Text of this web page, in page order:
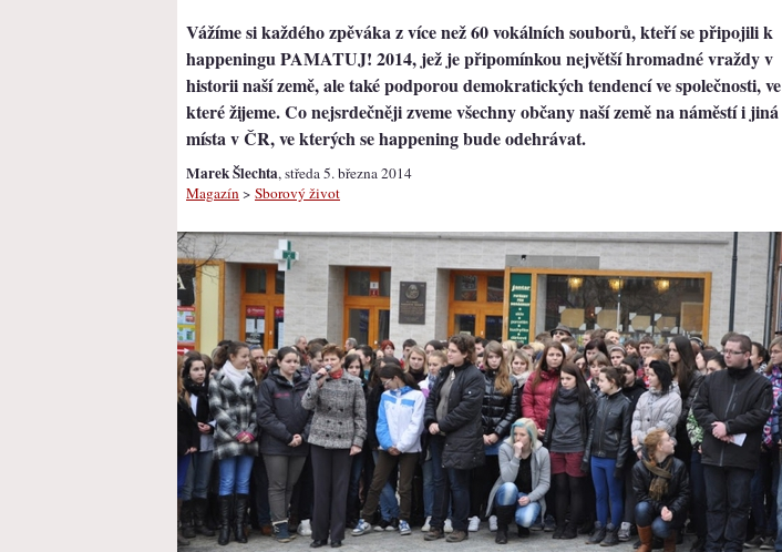
Vážíme si každého zpěváka z více než 60 vokálních souborů, kteří se připojili k
happeningu PAMATUJ! 2014, jež je připomínkou největší hromadné vraždy v
historii naší země, ale také podporou demokratických tendencí ve společnosti, ve
které žijeme. Co nejsrdečněji zveme všechny občany naší země na náměstí i jiná
místa v ČR, ve kterých se happening bude odehrávat.
Marek Šlechta, středa 5. března 2014
Magazín > Sborový život